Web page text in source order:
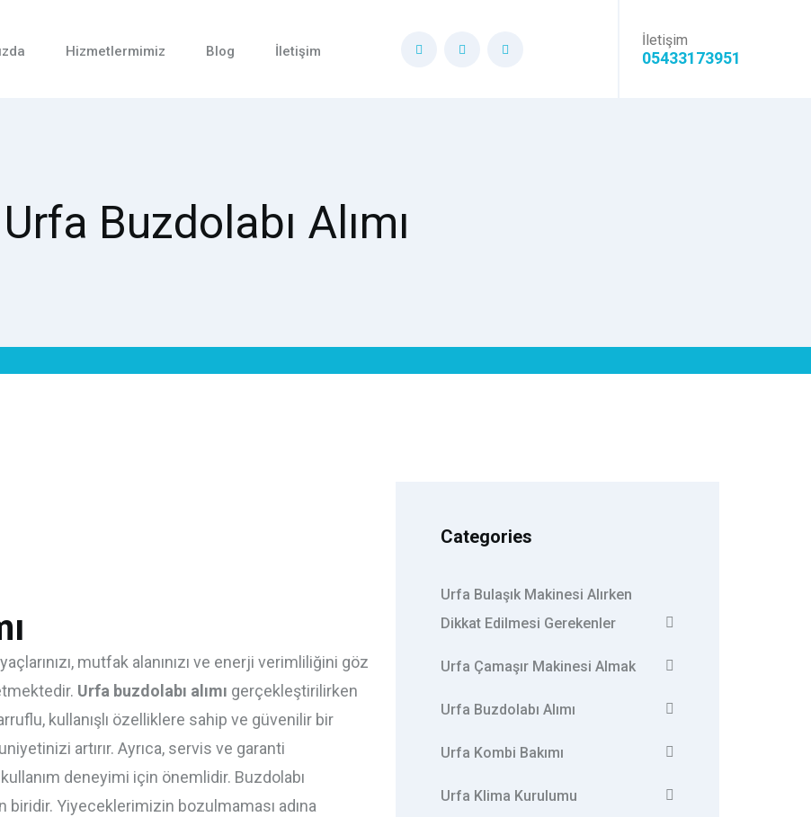
Hizmetlermimiz Blog İletişim
İletişim
05433173951
Urfa Buzdolabı Alımı
mutfak alanınızı ve enerji verimliliğini göz
Urfa buzdolabı alımı gerçekleştirilirken
kullanışlı özelliklere sahip ve güvenilir bir
artırır. Ayrıca, servis ve garanti
deneyimi için önemlidir. Buzdolabı
Yiyeceklerimizin bozulmaması adına
Categories
Urfa Bulaşık Makinesi Alırken
Dikkat Edilmesi Gerekenler
Urfa Çamaşır Makinesi Almak
Urfa Buzdolabı Alımı
Urfa Kombi Bakımı
Urfa Klima Kurulumu